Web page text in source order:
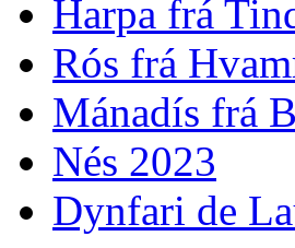
Harpa frá
Rós frá
Mánadís frá
Nés 2023
Dynfari de